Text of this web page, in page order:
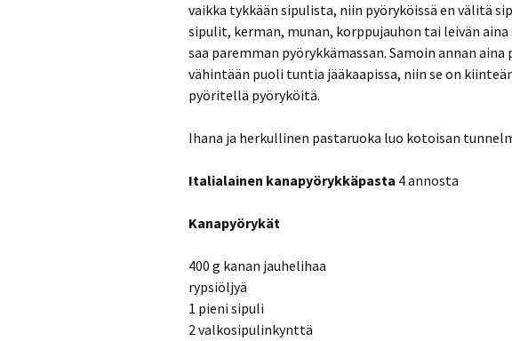
vaikka tykkään sipulista, niin pyöryköissä en välitä
sipulit, kerman, munan, korppujauhon tai leivän
saa paremman pyörykkämassan. Samoin annan
vähintään puoli tuntia jääkaapissa, niin se on
pyöritellä pyöryköitä.
Ihana ja herkullinen pastaruoka luo kotoisan
Italialainen kanapyörykkäpasta 4 annosta
Kanapyörykät
400 g kanan jauhelihaa
rypsiöljyä
1 pieni sipuli
2 valkosipulinkynttä